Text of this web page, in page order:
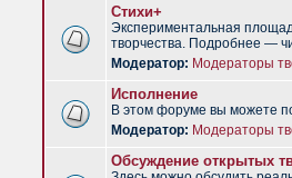
Стихи+
Экспериментальная
творчества. Подробнее —
Модератор: Модераторы
Исполнение
В этом форуме вы можете
Модератор: Модераторы
Обсуждение открытых